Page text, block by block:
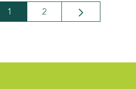
Seite
1 Seite
2